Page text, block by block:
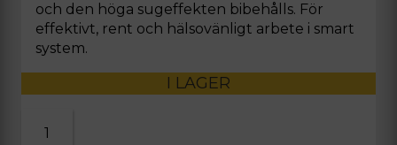
och den höga sugeffekten bibehålls. För
effektivt, rent och hälsovänligt arbete i smart
system.
I LAGER